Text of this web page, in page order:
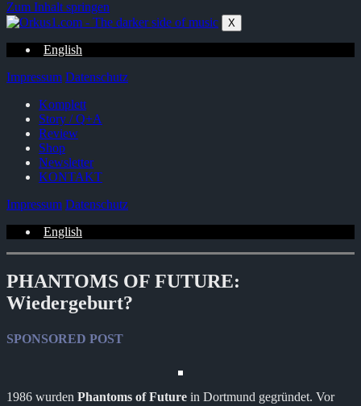
Zum Inhalt springen
X
English
Impressum Datenschutz
Komplett
Story / Q+A
Review
Shop
Newsletter
KONTAKT
Impressum Datenschutz
English
PHANTOMS OF FUTURE:
Wiedergeburt?
SPONSORED POST
1986 wurden Phantoms of Future in Dortmund gegründet. Vor